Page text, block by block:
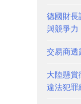
德國財長
與競爭力
交易商透
大陸懸賞
違法犯罪